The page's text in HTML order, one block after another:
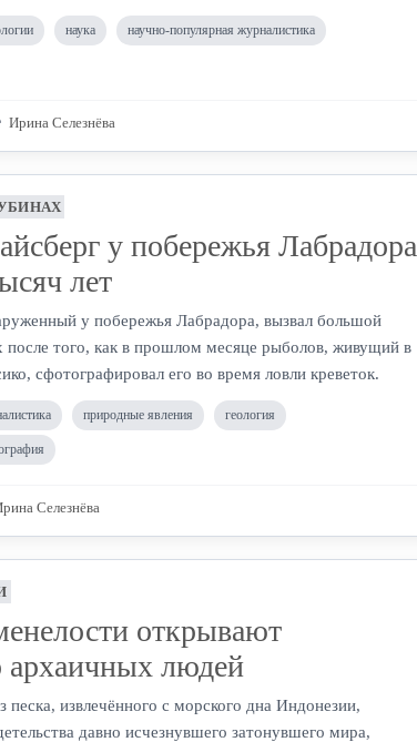
наука научно-популярная журналистика
Ирина Селезнёва
у побережья Лабрадора
лет
у побережья Лабрадора, вызвал большой
после того, как в прошлом месяце рыболов, живущий в
сфотографировал его во время ловли креветок.
природные явления геология
Селезнёва
открывают
архаичных людей
песка, извлечённого с морского дна Индонезии,
давно исчезнувшего затонувшего мира,